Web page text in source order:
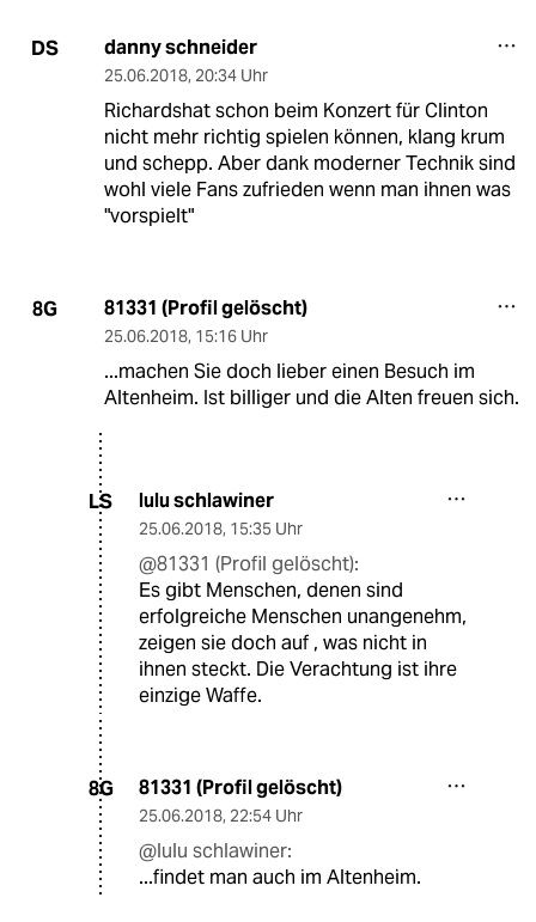
DS danny schneider
25.06.2018, 20:34 Uhr
Richardshat schon beim Konzert für Clinton
nicht mehr richtig spielen können, klang krum
und schepp. Aber dank moderner Technik sind
wohl viele Fans zufrieden wenn man ihnen was
"vorspielt"
8G 81331 (Profil gelöscht)
25.06.2018, 15:16 Uhr
...machen Sie doch lieber einen Besuch im
Altenheim. Ist billiger und die Alten freuen sich.
LS lulu schlawiner
25.06.2018, 15:35 Uhr
@81331 (Profil gelöscht):
Es gibt Menschen, denen sind
erfolgreiche Menschen unangenehm,
zeigen sie doch auf , was nicht in
ihnen steckt. Die Verachtung ist ihre
einzige Waffe.
8G 81331 (Profil gelöscht)
25.06.2018, 22:54 Uhr
@lulu schlawiner:
...findet man auch im Altenheim.